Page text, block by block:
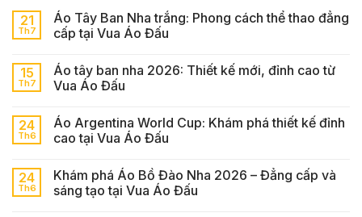
21
Th7
Áo Tây Ban Nha trắng: Phong cách thể thao đẳng
cấp tại Vua Áo Đấu
15
Th7
Áo tây ban nha 2026: Thiết kế mới, đỉnh cao từ
Vua Áo Đấu
24
Th6
Áo Argentina World Cup: Khám phá thiết kế đỉnh
cao tại Vua Áo Đấu
24
Th6
Khám phá Áo Bồ Đào Nha 2026 – Đẳng cấp và
sáng tạo tại Vua Áo Đấu